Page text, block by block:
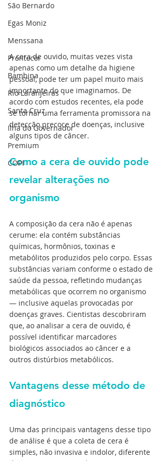
São Bernardo
Egas Moniz
Menssana
Prontocor
Bambina
Rio Laranjeiras
Santa Cruz
Ilha do Governador
Premium
COPI
A cera de ouvido, muitas vezes vista
apenas como um detalhe da higiene
pessoal, pode ter um papel muito mais
importante do que imaginamos. De
acordo com estudos recentes, ela pode
se tornar uma ferramenta promissora na
detecção precoce de doenças, inclusive
alguns tipos de câncer.
Como a cera de ouvido pode
revelar alterações no
organismo
A composição da cera não é apenas
cerume: ela contém substâncias
químicas, hormônios, toxinas e
metabólitos produzidos pelo corpo. Essas
substâncias variam conforme o estado de
saúde da pessoa, refletindo mudanças
metabólicas que ocorrem no organismo
— inclusive aquelas provocadas por
doenças graves. Cientistas descobriram
que, ao analisar a cera de ouvido, é
possível identificar marcadores
biológicos associados ao câncer e a
outros distúrbios metabólicos.
Vantagens desse método de
diagnóstico
Uma das principais vantagens desse tipo
de análise é que a coleta de cera é
simples, não invasiva e indolor, diferente